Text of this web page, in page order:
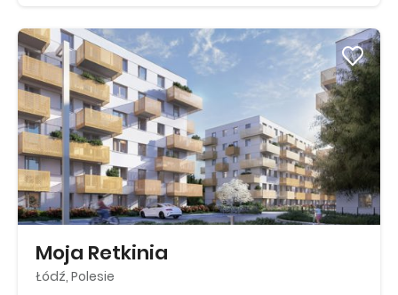
Moja Retkinia
Łódź, Polesie